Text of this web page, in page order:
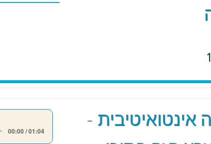
00:00 / 01:04
אינטואיטיבית -